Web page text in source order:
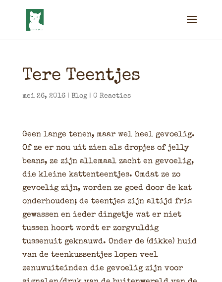
Tere Teentjes
mei 26, 2016| Blog| 0 Reacties
Geen lange tenen, maar wel heel gevoelig.
Of ze er nou uit zien als dropjes of jelly
beans, ze zijn allemaal zacht en gevoelig,
die kleine kattenteentjes. Omdat ze zo
gevoelig zijn, worden ze goed door de kat
onderhouden; de teentjes zijn altijd fris
gewassen en ieder dingetje wat er niet
tussen hoort wordt er zorgvuldig
tussenuit geknauwd. Onder de (dikke) huid
van de teenkussentjes lopen veel
zenuwuiteinden die gevoelig zijn voor